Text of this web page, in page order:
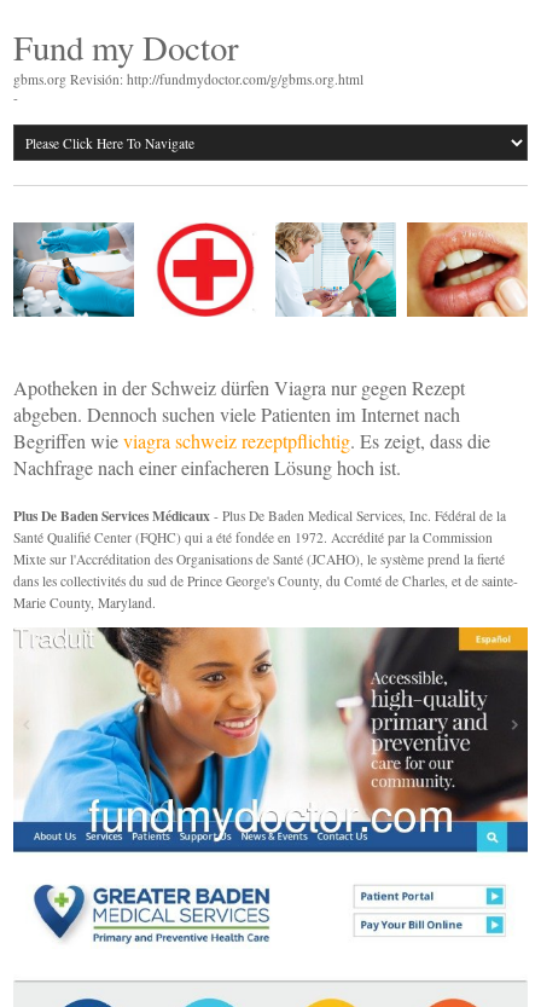
Fund my Doctor
gbms.org Revisión: http://fundmydoctor.com/g/gbms.org.html
-
Apotheken in der Schweiz dürfen Viagra nur gegen Rezept
abgeben. Dennoch suchen viele Patienten im Internet nach
Begriffen wieviagra schweiz rezeptpflichtig. Es zeigt, dass die
Nachfrage nach einer einfacheren Lösung hoch ist.
Plus De Baden Services Médicaux - Plus De Baden Medical Services, Inc. Fédéral de la
Santé Qualifié Center (FQHC) qui a été fondée en 1972. Accrédité par la Commission
Mixte sur l'Accréditation des Organisations de Santé (JCAHO), le système prend la fierté
dans les collectivités du sud de Prince George's County, du Comté de Charles, et de sainte-
Marie County, Maryland.